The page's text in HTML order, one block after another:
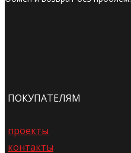
ПОКУПАТЕЛЯМ
проекты
контакты